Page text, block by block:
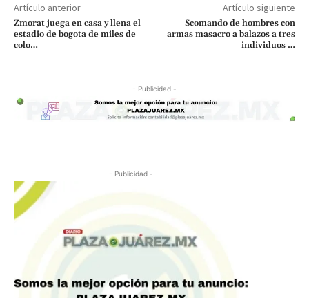
Artículo anterior
Zmorat juega en casa y llena el
estadio de bogota de miles de
colo…
Artículo siguiente
Scomando de hombres con
armas masacro a balazos a tres
individuos …
- Publicidad -
- Publicidad -